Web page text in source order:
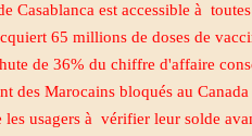
Casablanca est accessible à
65 millions de doses de
de 36% du chiffre d'affaire
des Marocains bloqués au Canada
usagers à vérifier leur solde